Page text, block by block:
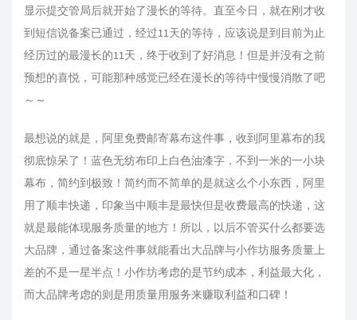
显示提交管局后就开始了漫长的等待。直至今日，就在刚才收
到短信说备案已通过，经过11天的等待，应该说是到目前为止
经历过的最漫长的11天，终于收到了好消息！但是并没有之前
预想的喜悦，可能那种感觉已经在漫长的等待中慢慢消散了吧
～～
最想说的就是，阿里免费邮寄幕布这件事，收到阿里幕布的我
彻底惊呆了！蓝色无纺布印上白色油漆字，不到一米的一小块
幕布，简约到极致！简约而不简单的是就这么个小东西，阿里
用了顺丰快递，印象当中顺丰是最快但是收费最高的快递，这
就是最能体现服务质量的地方！所以，以后不管买什么都要选
大品牌，通过备案这件事就能看出大品牌与小作坊服务质量上
差的不是一星半点！小作坊考虑的是节约成本，利益最大化，
而大品牌考虑的则是用质量用服务来赚取利益和口碑！